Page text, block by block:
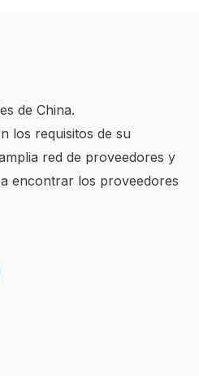
de China.
los requisitos de su
red de proveedores y
encontrar los proveedores